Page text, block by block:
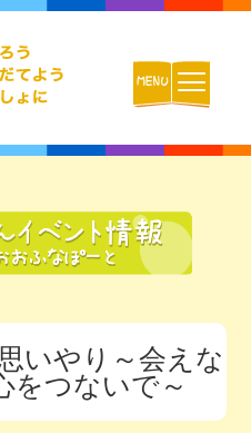
りんとは
の紹介
ブログ
いやり～会えな
をつないで～